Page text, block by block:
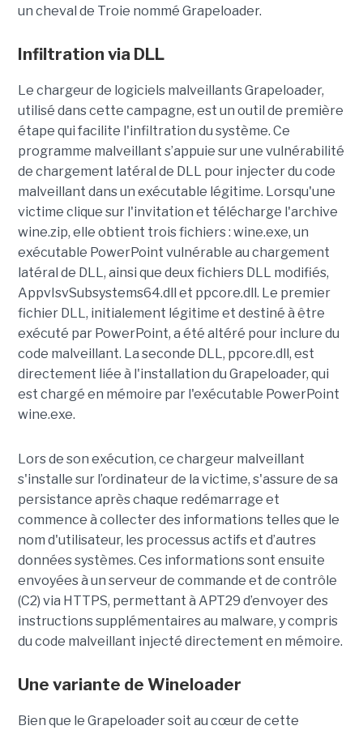
un cheval de Troie nommé Grapeloader.
Infiltration via DLL
Le chargeur de logiciels malveillants Grapeloader,
utilisé dans cette campagne, est un outil de première
étape qui facilite l'infiltration du système. Ce
programme malveillant s’appuie sur une vulnérabilité
de chargement latéral de DLL pour injecter du code
malveillant dans un exécutable légitime. Lorsqu'une
victime clique sur l'invitation et télécharge l'archive
wine.zip, elle obtient trois fichiers : wine.exe, un
exécutable PowerPoint vulnérable au chargement
latéral de DLL, ainsi que deux fichiers DLL modifiés,
AppvIsvSubsystems64.dll et ppcore.dll. Le premier
fichier DLL, initialement légitime et destiné à être
exécuté par PowerPoint, a été altéré pour inclure du
code malveillant. La seconde DLL, ppcore.dll, est
directement liée à l'installation du Grapeloader, qui
est chargé en mémoire par l'exécutable PowerPoint
wine.exe.
Lors de son exécution, ce chargeur malveillant
s'installe sur l’ordinateur de la victime, s'assure de sa
persistance après chaque redémarrage et
commence à collecter des informations telles que le
nom d'utilisateur, les processus actifs et d’autres
données systèmes. Ces informations sont ensuite
envoyées à un serveur de commande et de contrôle
(C2) via HTTPS, permettant à APT29 d’envoyer des
instructions supplémentaires au malware, y compris
du code malveillant injecté directement en mémoire.
Une variante de Wineloader
Bien que le Grapeloader soit au cœur de cette